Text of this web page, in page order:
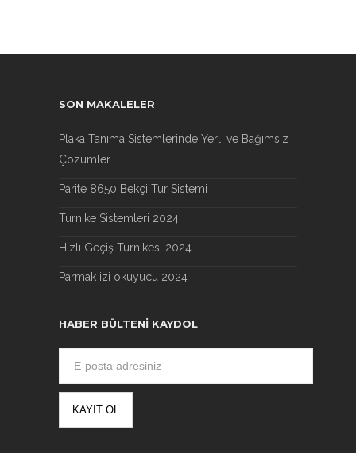
SON MAKALELER
Plaka Tanıma Sistemlerinde Yerli ve Bağımsız
Çözümler
Parite 8650 Bekçi Tur Sistemi
Turnike Sistemleri 2024
Hızlı Geçiş Turnikesi 2024
Parmak izi okuyucu 2024
HABER BÜLTENI KAYDOL